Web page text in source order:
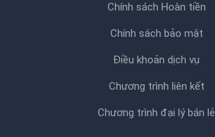
Chính sách Hoàn tiền
Chính sách bảo mật
Điều khoản dịch vụ
Chương trình liên kết
Chương trình đại lý bán lẻ